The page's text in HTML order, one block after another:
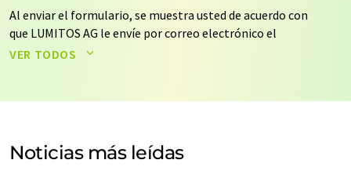
Al enviar el formulario, se muestra usted de acuerdo con
que LUMITOS AG le envíe por correo electrónico el
boletín o boletines seleccionados anteriormente. Sus
de nuestrapolítica de protección de datos. LUMITOS
electrónico a efectos publicitarios o de investigación de
mercado y opinión. Puede revocar en todo momento su
VER TODOS
Noticias más leídas